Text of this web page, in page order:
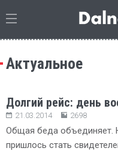
Актуальное
Долгий рейс: день
21.03.2014 2698
Общая беда объединяет.
пришлось стать